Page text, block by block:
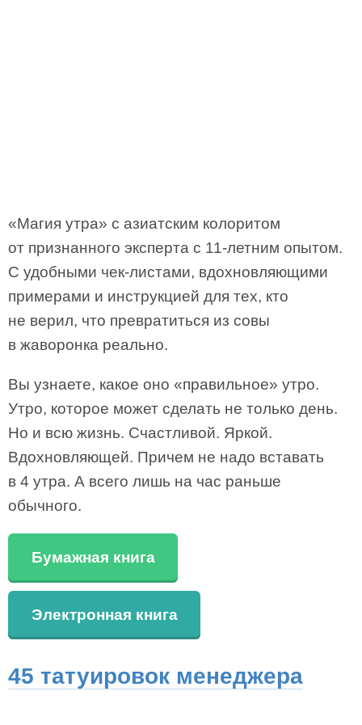
«Магия утра» с азиатским колоритом
от признанного эксперта с 11-летним опытом.
С удобными чек-листами, вдохновляющими
примерами и инструкцией для тех, кто
не верил, что превратиться из совы
в жаворонка реально.
Вы узнаете, какое оно «правильное» утро.
Утро, которое может сделать не только день.
Но и всю жизнь. Счастливой. Яркой.
Вдохновляющей. Причем не надо вставать
в 4 утра. А всего лишь на час раньше
обычного.
Бумажная книга
Электронная книга
45 татуировок менеджера